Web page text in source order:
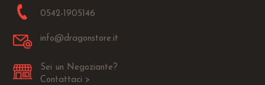
0542-1905146
info@dragonstore.it
Sei un Negoziante?
Contattaci >